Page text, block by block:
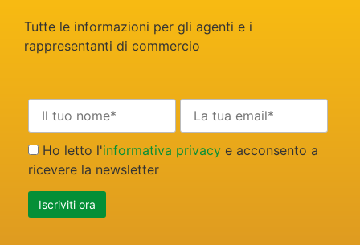
Tutte le informazioni per gli agenti e i
rappresentanti di commercio
Ho letto l'informativa privacy e acconsento a
ricevere la newsletter